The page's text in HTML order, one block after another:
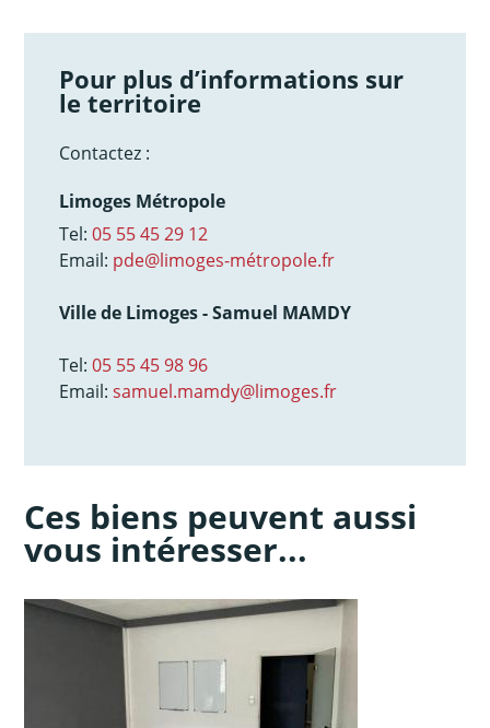
Pour plus d’informations sur
le territoire
Contactez :
Limoges Métropole
Tel:05 55 45 29 12
Email: pde@limoges-métropole.fr
Ville de Limoges - Samuel MAMDY
Tel:05 55 45 98 96
Email:samuel.mamdy@limoges.fr
Ces biens peuvent aussi
vous intéresser...